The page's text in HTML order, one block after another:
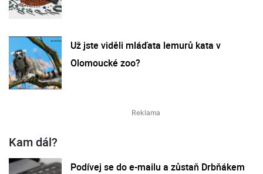
Už jste viděli mláďata lemurů kata v
Olomoucké zoo?
Kam dál?
Podívej se do e-mailu a zůstaň Drbňákem